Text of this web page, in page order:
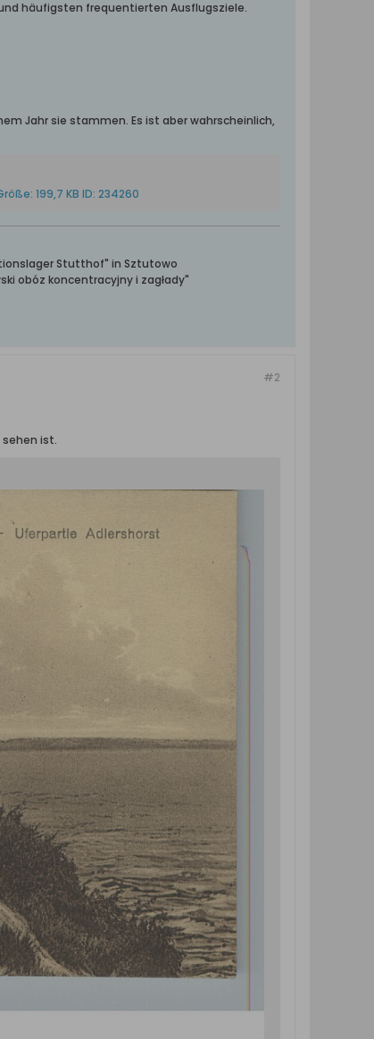
häufigsten frequentierten Ausflugsziele.
Jahr sie stammen. Es ist aber wahrscheinlich,
Stutthof" in Sztutowo
obóz koncentracyjny i zagłady"
#2
ist.